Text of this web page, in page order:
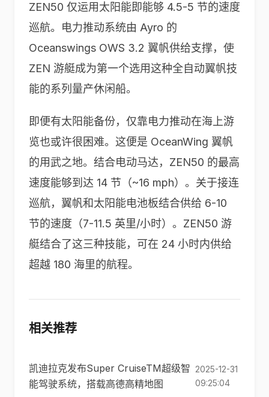
ZEN50 仅运用太阳能即能够 4.5-5 节的速度
巡航。电力推动系统由 Ayro 的
Oceanswings OWS 3.2 翼帆供给支撑，使
ZEN 游艇成为第一个选用这种全自动翼帆技
能的系列量产休闲船。
即便有太阳能备份，仅靠电力推动在海上游
览也或许很困难。这便是 OceanWing 翼帆
的用武之地。结合电动马达，ZEN50 的最高
速度能够到达 14 节（~16 mph）。关于接连
巡航，翼帆和太阳能电池板结合供给 6-10
节的速度（7-11.5 英里/小时）。ZEN50 游
艇结合了这三种技能，可在 24 小时内供给
超越 180 海里的航程。
相关推荐
凯迪拉克发布Super CruiseTM超级智
能驾驶系统，搭载高德高精地图
2025-12-31
09:25:04